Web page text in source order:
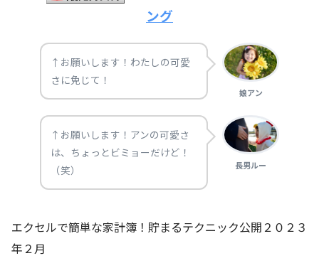
ング
↑お願いします！わたしの可愛
さに免じて！
娘アン
↑お願いします！アンの可愛さ
は、ちょっとビミョーだけど！
（笑）
長男ルー
エクセルで簡単な家計簿！貯まるテクニック公開２０２３
年２月